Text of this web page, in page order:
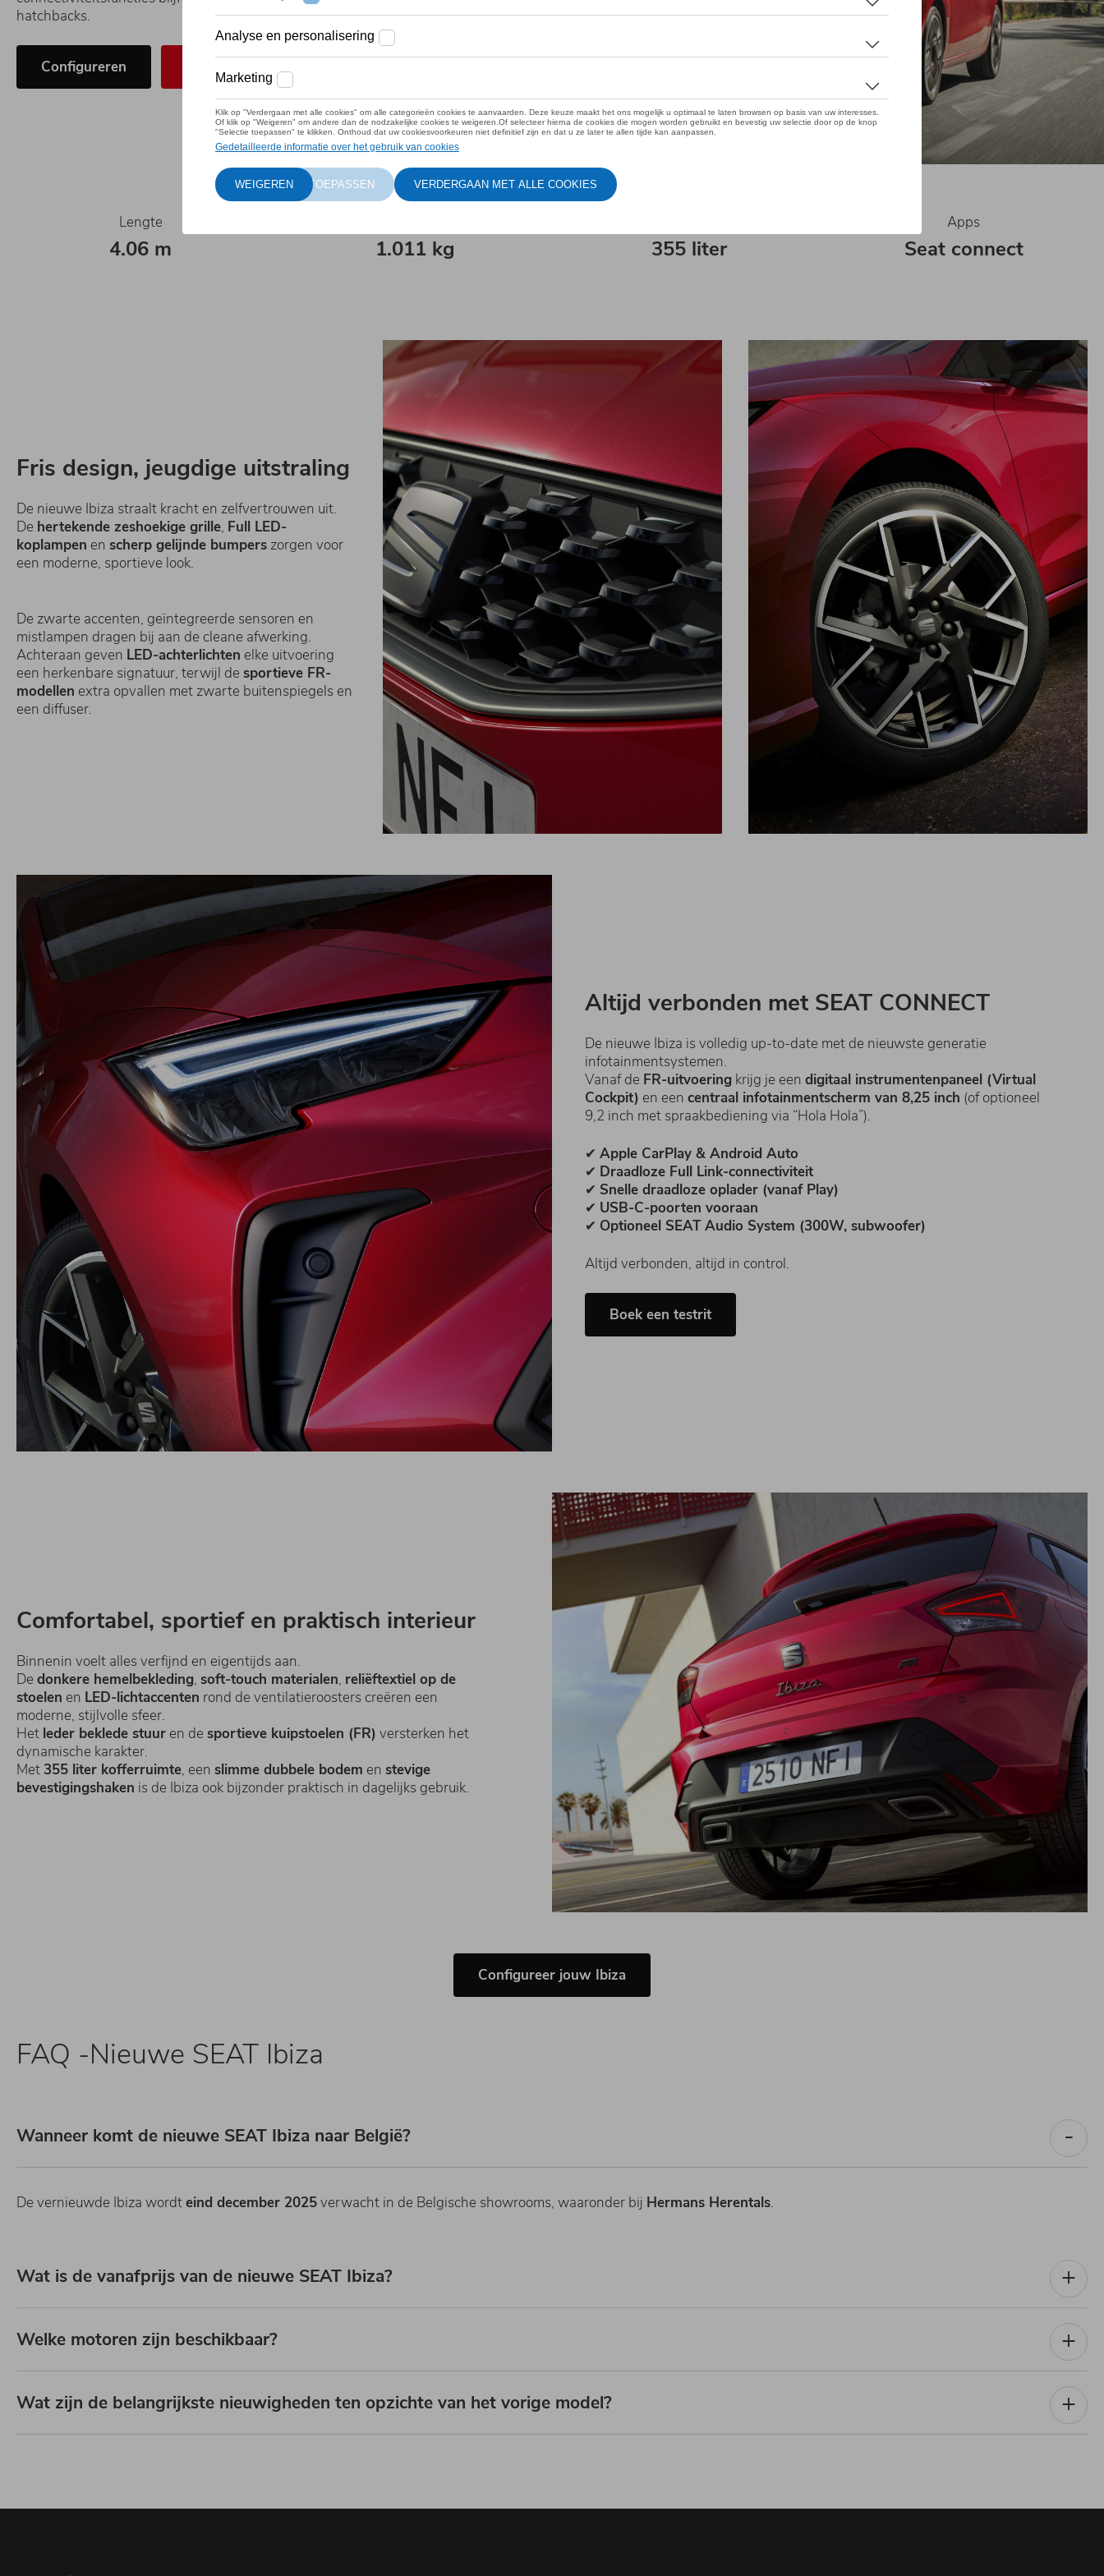
hatchbacks.
Configureren Direct leverbaar
Lengte
4.06 m 1.011 kg 355 liter
Apps
Seat connect
Fris design, jeugdige uitstraling
De nieuwe Ibiza straalt kracht en zelfvertrouwen uit.
De hertekende zeshoekige grille, Full LED-
koplampen en scherp gelijnde bumpers zorgen voor
een moderne, sportieve look.
De zwarte accenten, geïntegreerde sensoren en
mistlampen dragen bij aan de cleane afwerking.
Achteraan geven LED-achterlichten elke uitvoering
een herkenbare signatuur, terwijl de sportieve FR-
modellen extra opvallen met zwarte buitenspiegels en
een diffuser.
Altijd verbonden met SEAT CONNECT
De nieuwe Ibiza is volledig up-to-date met de nieuwste generatie
infotainmentsystemen.
Vanaf de FR-uitvoering krijg je een digitaal instrumentenpaneel (Virtual
Cockpit) en een centraal infotainmentscherm van 8,25 inch (of optioneel
9,2 inch met spraakbediening via “Hola Hola”).
✔ Apple CarPlay & Android Auto
✔ Draadloze Full Link-connectiviteit
✔ Snelle draadloze oplader (vanaf Play)
✔ USB-C-poorten vooraan
✔ Optioneel SEAT Audio System (300W, subwoofer)
Altijd verbonden, altijd in control.
Boek een testrit
Comfortabel, sportief en praktisch interieur
Binnenin voelt alles verfijnd en eigentijds aan.
De donkere hemelbekleding, soft-touch materialen, reliëftextiel op de
stoelen en LED-lichtaccenten rond de ventilatieroosters creëren een
moderne, stijlvolle sfeer.
Het leder beklede stuur en de sportieve kuipstoelen (FR) versterken het
dynamische karakter.
Met 355 liter kofferruimte, een slimme dubbele bodem en stevige
bevestigingshaken is de Ibiza ook bijzonder praktisch in dagelijks gebruik.
Configureer jouw Ibiza
FAQ -Nieuwe SEAT Ibiza
Wanneer komt de nieuwe SEAT Ibiza naar België?
De vernieuwde Ibiza wordteind december 2025verwacht in de Belgische showrooms, waaronder bij Hermans Herentals.
Wat is de vanafprijs van de nieuwe SEAT Ibiza?
Welke motoren zijn beschikbaar?
Wat zijn de belangrijkste nieuwigheden ten opzichte van het vorige model?